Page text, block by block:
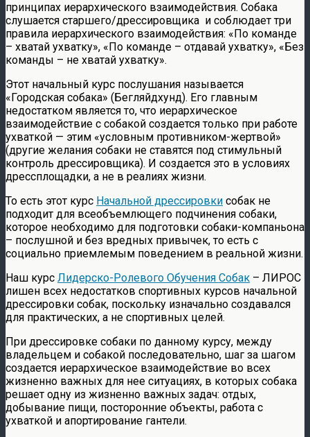
принципах иерархического взаимодействия. Собака
слушается старшего/дрессировщика и соблюдает три
правила иерархического взаимодействия: «По команде
– хватай ухватку», «По команде – отдавай ухватку», «Без
команды – не хватай ухватку».
Этот начальный курс послушания называется
«Городская собака» (Бегляйдхунд). Его главным
недостатком является то, что иерархическое
взаимодействие с собакой создается только при работе
ухваткой — этим «условным противником-жертвой»
(другие желания собаки не ставятся под стимульный
контроль дрессировщика). И создается это в условиях
дрессплощадки, а не в реалиях жизни.
То есть этот курс Начальной дрессировки собак не
подходит для всеобъемлющего подчинения собаки,
которое необходимо для подготовки собаки-компаньона
– послушной и без вредных привычек, то есть с
социально приемлемым поведением в реальной жизни.
Наш курс Лидерско-Ролевого Обучения Собак – ЛИРОС
лишен всех недостатков спортивных курсов начальной
дрессировки собак, поскольку изначально создавался
для практических, а не спортивных целей.
При дрессировке собаки по данному курсу, между
владельцем и собакой последовательно, шаг за шагом
создается иерархическое взаимодействие во всех
жизненно важных для нее ситуациях, в которых собака
решает одну из жизненно важных задач: отдых,
добывание пищи, посторонние объекты, работа с
ухваткой и апортирование гантели.